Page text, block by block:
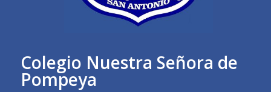
Colegio Nuestra Señora de
Pompeya